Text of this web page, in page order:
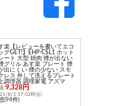
楽【レビューを書いてエコ
グGET!】EHP-CSL1 ホット
ート 大型 焼肉 煙が出ない
グリル あす楽 プレート 煙
出にくい 煙の少ない スモ
レス 外して洗えるプレート
調理器 調理家電 アズマ
:9,328円
8/2 17:02時点)
(94件)